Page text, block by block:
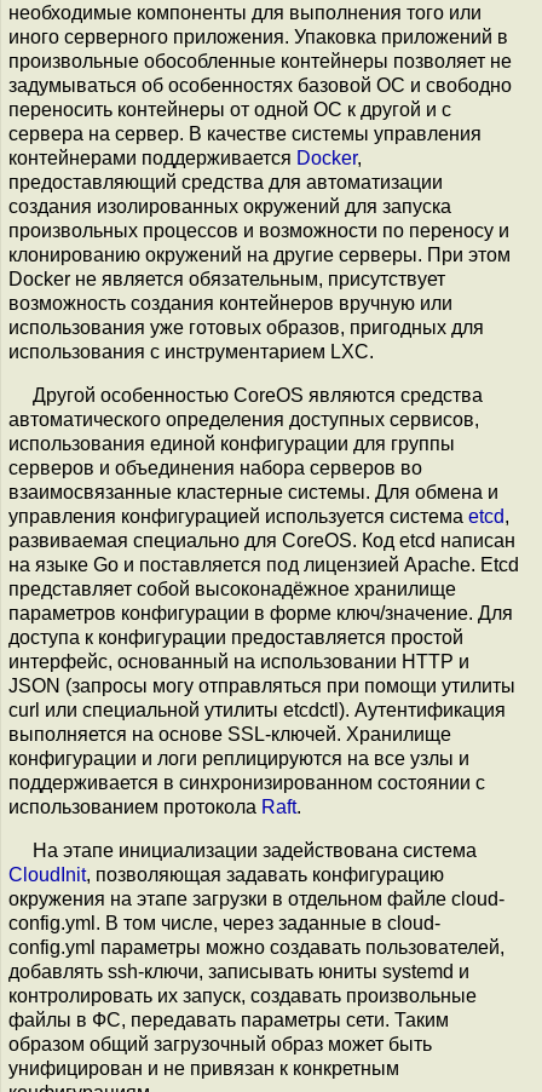
необходимые компоненты для выполнения того или
иного серверного приложения. Упаковка приложений в
произвольные обособленные контейнеры позволяет не
задумываться об особенностях базовой ОС и свободно
переносить контейнеры от одной ОС к другой и с
сервера на сервер. В качестве системы управления
контейнерами поддерживается Docker,
предоставляющий средства для автоматизации
создания изолированных окружений для запуска
произвольных процессов и возможности по переносу и
клонированию окружений на другие серверы. При этом
Docker не является обязательным, присутствует
возможность создания контейнеров вручную или
использования уже готовых образов, пригодных для
использования с инструментарием LXC.
Другой особенностью CoreOS являются средства
автоматического определения доступных сервисов,
использования единой конфигурации для группы
серверов и объединения набора серверов во
взаимосвязанные кластерные системы. Для обмена и
управления конфигурацией используется система etcd,
развиваемая специально для CoreOS. Код etcd написан
на языке Go и поставляется под лицензией Apache. Etcd
представляет собой высоконадёжное хранилище
параметров конфигурации в форме ключ/значение. Для
доступа к конфигурации предоставляется простой
интерфейс, основанный на использовании HTTP и
JSON (запросы могу отправляться при помощи утилиты
curl или специальной утилиты etcdctl). Аутентификация
выполняется на основе SSL-ключей. Хранилище
конфигурации и логи реплицируются на все узлы и
поддерживается в синхронизированном состоянии с
использованием протокола Raft.
На этапе инициализации задействована система
CloudInit, позволяющая задавать конфигурацию
окружения на этапе загрузки в отдельном файле cloud-
config.yml. В том числе, через заданные в cloud-
config.yml параметры можно создавать пользователей,
добавлять ssh-ключи, записывать юниты systemd и
контролировать их запуск, создавать произвольные
файлы в ФС, передавать параметры сети. Таким
образом общий загрузочный образ может быть
унифицирован и не привязан к конкретным